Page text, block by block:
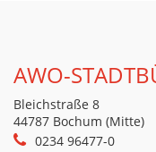
AWO-
Bleichstraße 8
44787 Bochum (Mitte)
0234 96477-0